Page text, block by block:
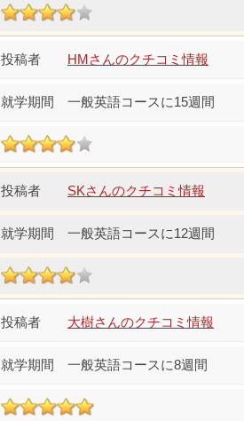
HMさんのクチコミ情報
一般英語コースに15週間
SKさんのクチコミ情報
一般英語コースに12週間
大樹さんのクチコミ情報
一般英語コースに8週間